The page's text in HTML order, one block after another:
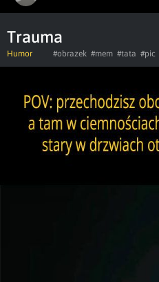
Trauma
Humor #obrazek #mem #tata #pic